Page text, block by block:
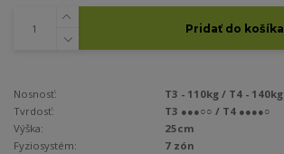
Pridať do košíka
Nosnosť:
T3 - 110kg / T4 - 140kg
Tvrdosť:
T3 ●●●○○ / T4 ●●●●○
Výška:
25cm
Fyziosystém:
7 zón